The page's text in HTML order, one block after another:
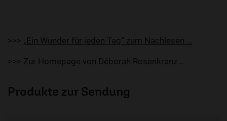
>>> „Ein Wunder für jeden Tag“ zum Nachlesen …
>>> Zur Homepage von Déborah Rosenkranz …
Produkte zur Sendung